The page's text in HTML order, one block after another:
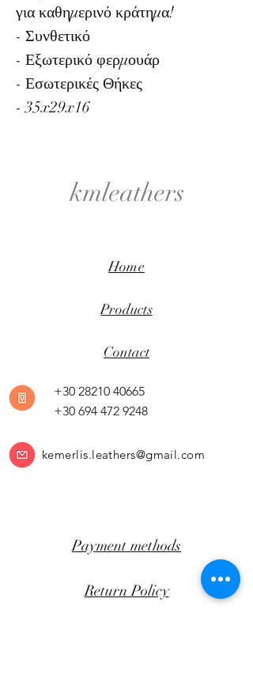
για καθημερινό κράτημα!
- Συνθετικό
- Εξωτερικό φερμουάρ
- Εσωτερικές Θήκες
- 35x29x16
kmleathers
Home
Products
Contact
+30 28210 40665
+30 694 472 9248
kemerlis.leathers@gmail.com
Payment methods
Return Policy